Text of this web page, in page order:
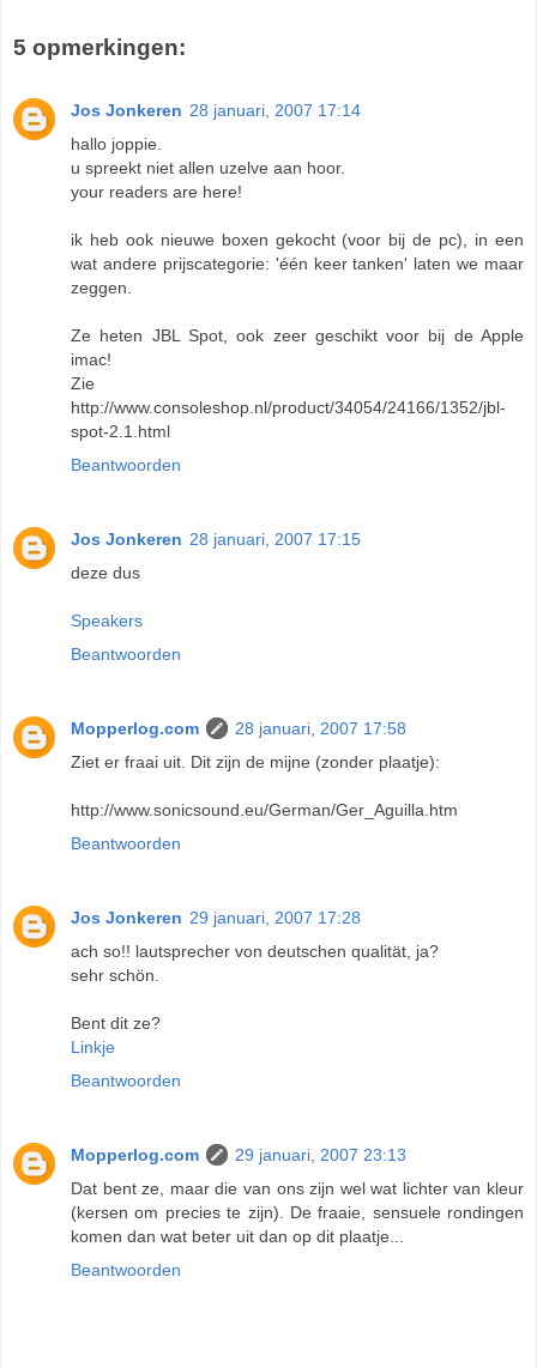
5 opmerkingen:
Jos Jonkeren 28 januari, 2007 17:14
hallo joppie.
u spreekt niet allen uzelve aan hoor.
your readers are here!
ik heb ook nieuwe boxen gekocht (voor bij de pc), in een
wat andere prijscategorie: 'één keer tanken' laten we maar
zeggen.
Ze heten JBL Spot, ook zeer geschikt voor bij de Apple
imac!
Zie
http://www.consoleshop.nl/product/34054/24166/1352/jbl-
spot-2.1.html
Beantwoorden
Jos Jonkeren 28 januari, 2007 17:15
deze dus
Speakers
Beantwoorden
Mopperlog.com
28 januari, 2007 17:58
Ziet er fraai uit. Dit zijn de mijne (zonder plaatje):
http://www.sonicsound.eu/German/Ger_Aguilla.htm
Beantwoorden
Jos Jonkeren 29 januari, 2007 17:28
ach so!! lautsprecher von deutschen qualität, ja?
sehr schön.
Bent dit ze?
Linkje
Beantwoorden
Mopperlog.com
29 januari, 2007 23:13
Dat bent ze, maar die van ons zijn wel wat lichter van kleur
(kersen om precies te zijn). De fraaie, sensuele rondingen
komen dan wat beter uit dan op dit plaatje...
Beantwoorden